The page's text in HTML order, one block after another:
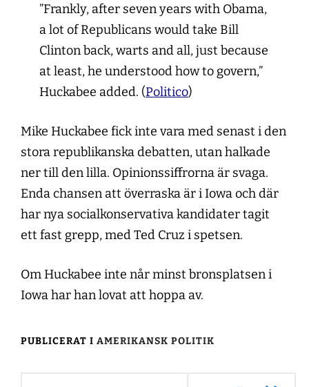
”Frankly, after seven years with Obama,
a lot of Republicans would take Bill
Clinton back, warts and all, just because
at least, he understood how to govern,”
Huckabee added. (Politico)
Mike Huckabee fick inte vara med senast i den
stora republikanska debatten, utan halkade
ner till den lilla. Opinionssiffrorna är svaga.
Enda chansen att överraska är i Iowa och där
har nya socialkonservativa kandidater tagit
ett fast grepp, med Ted Cruz i spetsen.
Om Huckabee inte når minst bronsplatsen i
Iowa har han lovat att hoppa av.
PUBLICERAT I AMERIKANSK POLITIK